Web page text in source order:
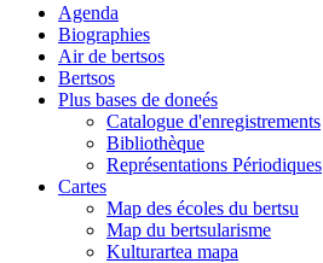
Agenda
Biographies
Air de bertsos
Bertsos
Plus bases de doneés
Catalogue d'enregistrements
Bibliothèque
Représentations Périodiques
Cartes
Map des écoles du bertsu
Map du bertsularisme
Kulturartea mapa